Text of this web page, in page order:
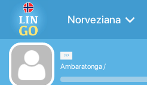
Norveziana
Ambaratonga/